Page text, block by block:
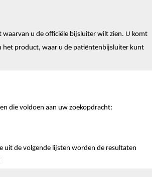
waarvan u de officiële bijsluiter wilt zien. U komt
het product, waar u de patiëntenbijsluiter kunt
die voldoen aan uw zoekopdracht:
uit de volgende lijsten worden de resultaten